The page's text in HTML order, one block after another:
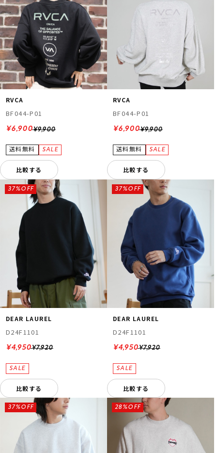
RVCA
BF044-P01
¥9,900
¥6,900
比較する
RVCA
BF044-P01
¥9,900
¥6,900
比較する
DEAR LAUREL
D24F1101
¥7,920
37%OFF
¥4,950
比較する
DEAR LAUREL
D24F1101
¥7,920
37%OFF
¥4,950
比較する
37%OFF 28%OFF